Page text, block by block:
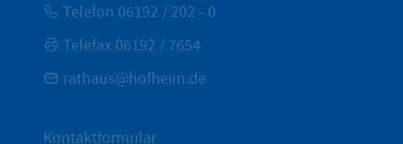
Telefon 06192 / 202 - 0
Telefax 06192 / 7654
rathaus@hofheim.de
Kontaktformular